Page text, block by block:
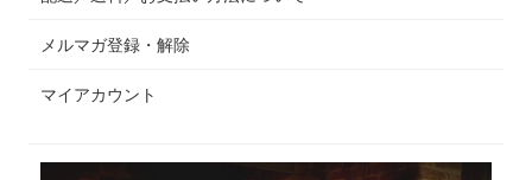
メルマガ登録・解除
マイアカウント